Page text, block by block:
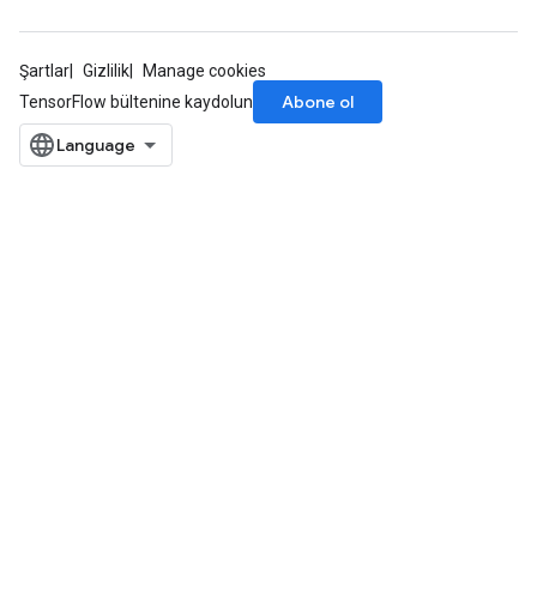
Şartlar Gizlilik
Manage cookies
TensorFlow bültenine kaydolun
Abone ol